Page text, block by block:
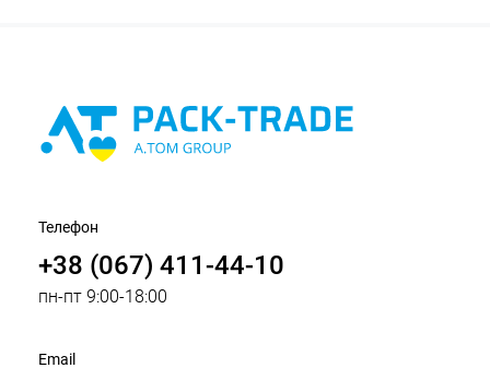
Телефон
+38 (067) 411-44-10
пн-пт 9:00-18:00
Email